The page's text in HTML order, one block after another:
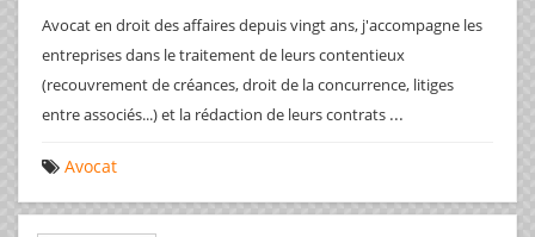
Avocat en droit des affaires depuis vingt ans, j'accompagne les
entreprises dans le traitement de leurs contentieux
(recouvrement de créances, droit de la concurrence, litiges
entre associés...) et la rédaction de leurs contrats ...
Avocat